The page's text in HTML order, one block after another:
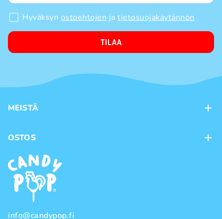
Hyväksyn ostoehtojen ja tietosuojakäytännön
TILAA
MEISTÄ
Kanta-asiakasohjelma
Tuotemerkit
OSTOS
Maksutavat
Toimitustavat
Käyttöehdot
Tietosuojakäytäntö
info@candypop.fi